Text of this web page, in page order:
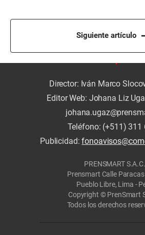
Siguiente artículo
Director: Iván Marco
Editor Web: Johana Liz
Teléfono: (+511) 311
Publicidad:
PRENSMART S.A.C.
Prensmart Calle
Pueblo Libre, Lima -
Copyright © PrenSmart
Todos los derechos